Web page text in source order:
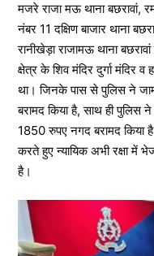
मजरे राजा मऊ थाना बछरावां,
नंबर 11 दक्षिण बाजार थाना
रानीखेड़ा राजामऊ थाना
क्षेत्र के शिव मंदिर दुर्गा मंदिर व
था। जिनके पास से पुलिस ने
बरामद किया है, साथ ही पुलिस
1850 रुपए नगद बरामद किया
करते हुए न्यायिक अभी रक्षा में भेज
है।